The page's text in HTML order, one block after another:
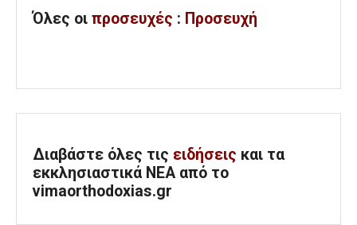
Όλες οι προσευχές : Προσευχή
Διαβάστε όλες τις ειδήσεις και τα
εκκλησιαστικά ΝΕΑ από το
vimaorthodoxias.gr